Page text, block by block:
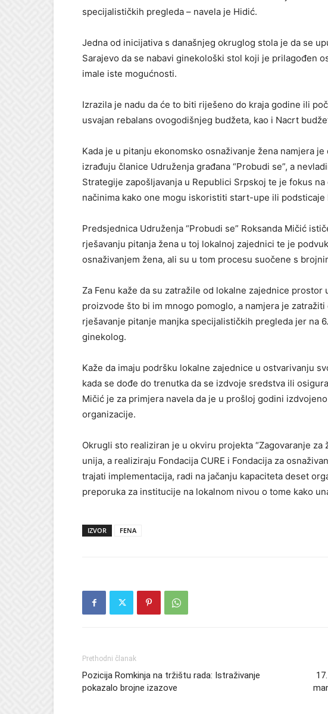
specijalističkih pregleda – navela je Hidić.
Jedna od inicijativa s današnjeg okruglog stola je da se
Sarajevo da se nabavi ginekološki stol koji je prilagođen
imale iste mogućnosti.
Izrazila je nadu da će to biti riješeno do kraja godine ili
usvajan rebalans ovogodišnjeg budžeta, kao i Nacrt
Kada je u pitanju ekonomsko osnaživanje žena namjera
izrađuju članice Udruženja građana “Probudi se”, a
Strategije zapošljavanja u Republici Srpskoj te je fokus
načinima kako one mogu iskoristiti start-upe ili podsticaje
Predsjednica Udruženja “Probudi se” Roksanda Mičić
rješavanju pitanja žena u toj lokalnoj zajednici te je
osnaživanjem žena, ali su u tom procesu suočene s
Za Fenu kaže da su zatražile od lokalne zajednice
proizvode što bi im mnogo pomoglo, a namjera je
rješavanje pitanje manjka specijalističkih pregleda jer na
ginekolog.
Kaže da imaju podršku lokalne zajednice u ostvarivanju
kada se dođe do trenutka da se izdvoje sredstva ili
Mičić je za primjera navela da je u prošloj godini
organizacije.
Okrugli sto realiziran je u okviru projekta “Zagovaranje za
unija, a realiziraju Fondacija CURE i Fondacija za
trajati implementacija, radi na jačanju kapaciteta deset
preporuka za institucije na lokalnom nivou o tome kako
IZVOR FENA
Prethodni članak
Pozicija Romkinja na tržištu rada: Istraživanje
pokazalo brojne izazove